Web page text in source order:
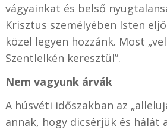
vágyainkat és belső
Krisztus személyében Isten
közel legyen hozzánk. Most
Szentlelkén keresztül”.
Nem vagyunk árvák
A húsvéti időszakban az
annak, hogy dicsérjük és hálát